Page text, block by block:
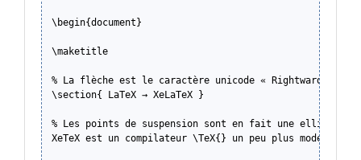
\begin{document }
\maketitle
% La flèche est le caractère unicode « Rightwards
\section{ LaTeX → XeLaTeX }
% Les points de suspension sont en fait une ellipse en
XeTeX est un compilateur \TeX{} un peu plus moderne …